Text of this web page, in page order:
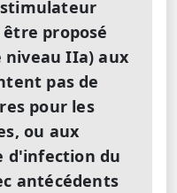
proposé
niveau IIa) aux
pas de
pour les
ou aux
d'infection du
antécédents